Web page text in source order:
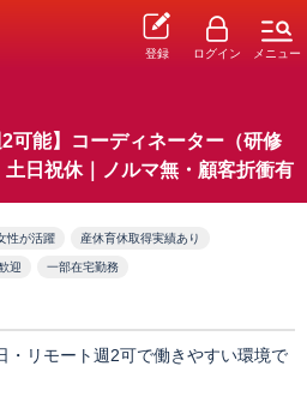
登録 ログイン メニュー
可能】コーディネーター（研修
日祝休｜ノルマ無・顧客折衝有
性が活躍 産休育休取得実績あり
迎 一部在宅勤務
リモート週2可で働きやすい環境で